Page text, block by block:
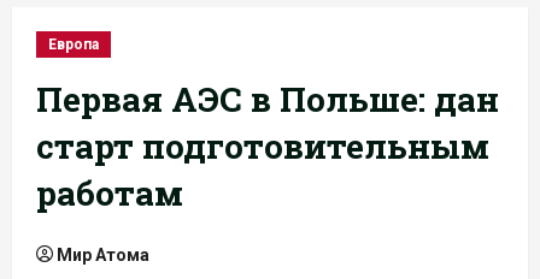
Европа
Первая АЭС в Польше: дан
старт подготовительным
работам
Мир Атома